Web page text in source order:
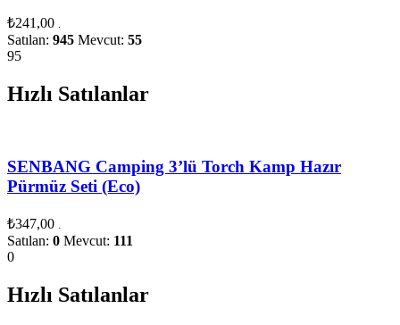
₺241,00 .
Satılan: 945 Mevcut: 55
95
Hızlı Satılanlar
SENBANG Camping 3’lü Torch Kamp Hazır
Pürmüz Seti (Eco)
₺347,00
Satılan: 0 Mevcut: 111
0
Hızlı Satılanlar